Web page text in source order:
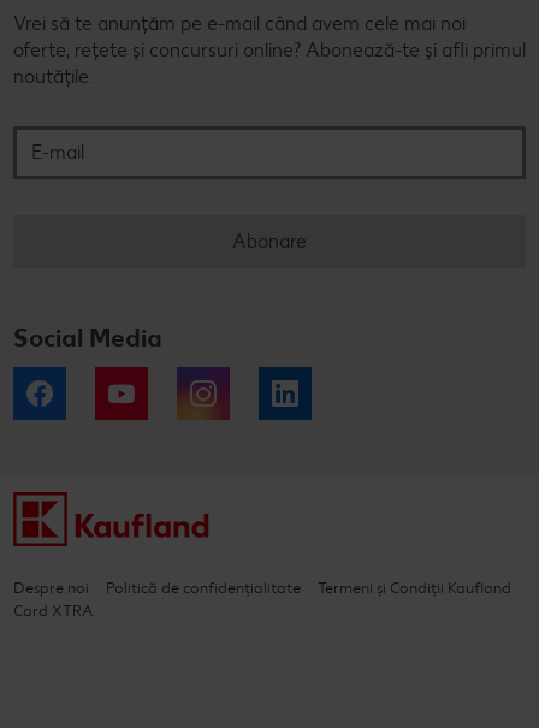
Vrei să te anunțăm pe e-mail când avem cele mai noi
oferte, rețete și concursuri online? Abonează-te și afli primul
noutățile.
Abonare
Social Media
Facebook YouTube Instagram
Despre noi Politică de confidențialitate
Termeni și Condiții Kaufland
Card XTRA